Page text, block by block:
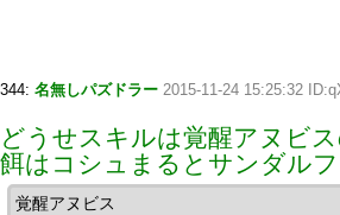
344: 名無しパズドラー 2015-11-24 15:25:32
どうせスキルは覚醒アヌビ
餌はコシュまるとサンダル
覚醒アヌビス